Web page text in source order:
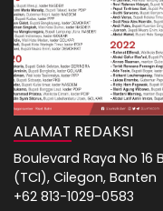
ALAMAT REDAKSI
Boulevard Raya No 16
(TCI), Cilegon, Banten
+62 813-1029-0583